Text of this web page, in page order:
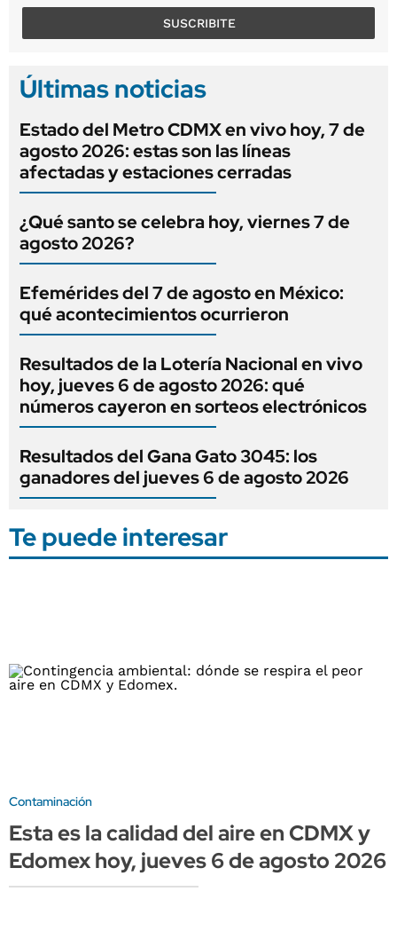
SUSCRIBITE
Últimas noticias
Estado del Metro CDMX en vivo hoy, 7 de
agosto 2026: estas son las líneas
afectadas y estaciones cerradas
¿Qué santo se celebra hoy, viernes 7 de
agosto 2026?
Efemérides del 7 de agosto en México:
qué acontecimientos ocurrieron
Resultados de la Lotería Nacional en vivo
hoy, jueves 6 de agosto 2026: qué
números cayeron en sorteos electrónicos
Resultados del Gana Gato 3045: los
ganadores del jueves 6 de agosto 2026
Te puede interesar
Contaminación
Esta es la calidad del aire en CDMX y
Edomex hoy, jueves 6 de agosto 2026